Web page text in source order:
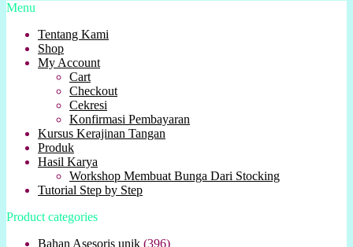
Menu
Tentang Kami
Shop
My Account
Cart
Checkout
Cekresi
Konfirmasi Pembayaran
Kursus Kerajinan Tangan
Produk
Hasil Karya
Workshop Membuat Bunga Dari Stocking
Tutorial Step by Step
Product categories
Bahan Asesoris unik (396)